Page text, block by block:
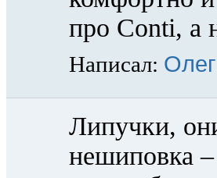
про Conti, а
Написал: Олег
Липучки,
нешиповка